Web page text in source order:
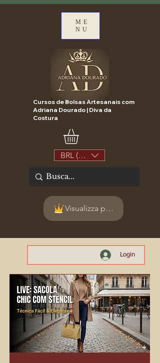
ME
NU
Cursos de Bolsas Artesanais com
Adriana Dourado | Diva da
Costura
BRL (R$)
Visualizza punti
Login